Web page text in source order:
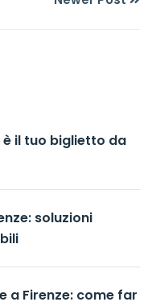
è il tuo biglietto da
soluzioni
a Firenze: come far